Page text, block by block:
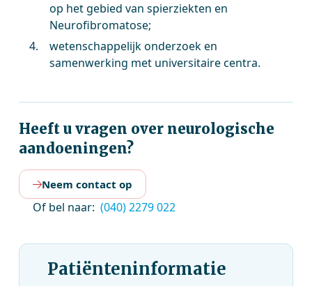
op het gebied van spierziekten en
Neurofibromatose;
wetenschappelijk onderzoek en
samenwerking met universitaire centra.
Heeft u vragen over neurologische
aandoeningen?
Neem contact op
Of bel naar: (040) 2279 022
Patiënteninformatie